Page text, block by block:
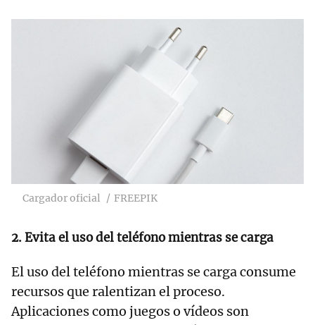
Cargador oficial FREEPIK
2. Evita el uso del teléfono mientras se carga
El uso del teléfono mientras se carga consume
recursos que ralentizan el proceso.
Aplicaciones como juegos o vídeos son